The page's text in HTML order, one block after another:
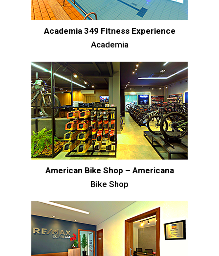
Academia 349 Fitness Experience
Academia
American Bike Shop – Americana
Bike Shop